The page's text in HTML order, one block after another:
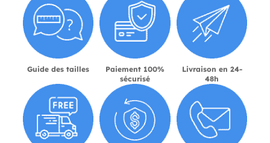
Guide des tailles
Paiement 100%
sécurisé
Livraison en 24-
48h